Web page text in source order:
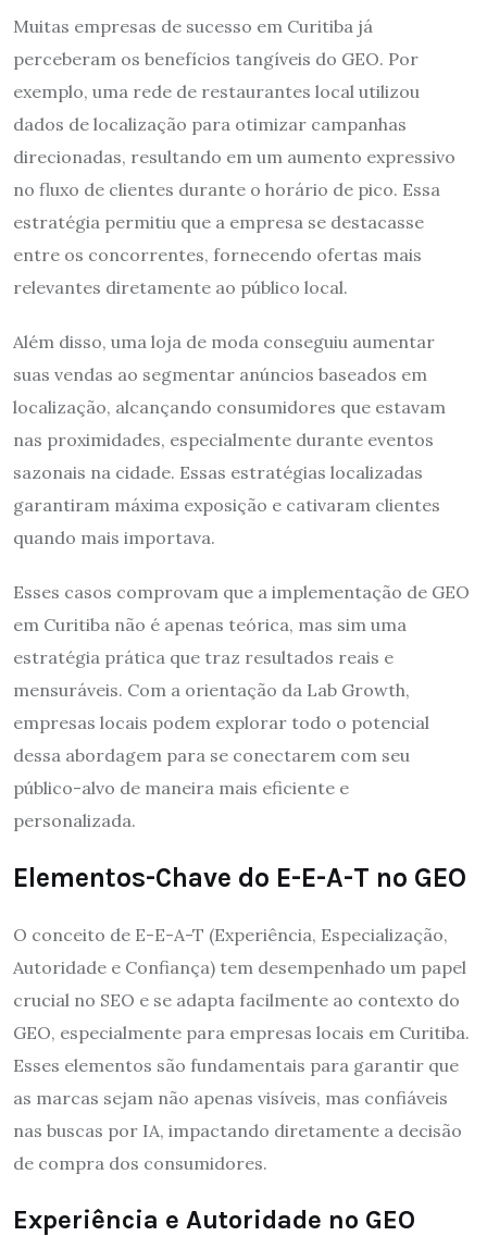
Muitas empresas de sucesso em Curitiba já
perceberam os benefícios tangíveis do GEO. Por
exemplo, uma rede de restaurantes local utilizou
dados de localização para otimizar campanhas
direcionadas, resultando em um aumento expressivo
no fluxo de clientes durante o horário de pico. Essa
estratégia permitiu que a empresa se destacasse
entre os concorrentes, fornecendo ofertas mais
relevantes diretamente ao público local.
Além disso, uma loja de moda conseguiu aumentar
suas vendas ao segmentar anúncios baseados em
localização, alcançando consumidores que estavam
nas proximidades, especialmente durante eventos
sazonais na cidade. Essas estratégias localizadas
garantiram máxima exposição e cativaram clientes
quando mais importava.
Esses casos comprovam que a implementação de GEO
em Curitiba não é apenas teórica, mas sim uma
estratégia prática que traz resultados reais e
mensuráveis. Com a orientação da Lab Growth,
empresas locais podem explorar todo o potencial
dessa abordagem para se conectarem com seu
público-alvo de maneira mais eficiente e
personalizada.
Elementos-Chave do E-E-A-T no GEO
O conceito de E-E-A-T (Experiência, Especialização,
Autoridade e Confiança) tem desempenhado um papel
crucial no SEO e se adapta facilmente ao contexto do
GEO, especialmente para empresas locais em Curitiba.
Esses elementos são fundamentais para garantir que
as marcas sejam não apenas visíveis, mas confiáveis
nas buscas por IA, impactando diretamente a decisão
de compra dos consumidores.
Experiência e Autoridade no GEO